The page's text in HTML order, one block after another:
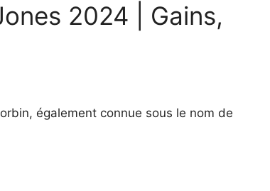
2024 | Gains,
également connue sous le nom de